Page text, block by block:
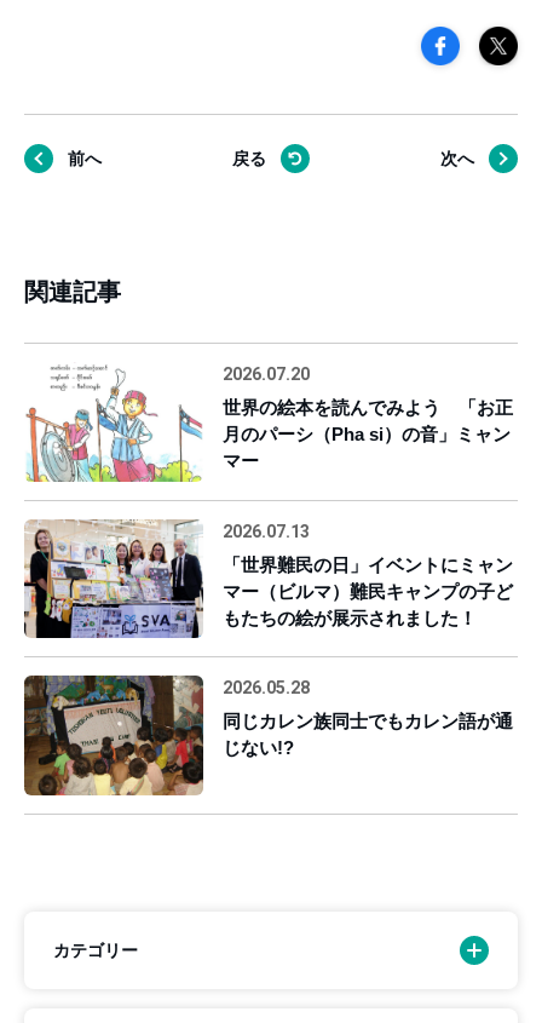
前へ 戻る 次へ
関連記事
2026.07.20
世界の絵本を読んでみよう 「お正
月のパーシ（Pha si）の音」ミャン
マー
2026.07.13
「世界難民の日」イベントにミャン
マー（ビルマ）難民キャンプの子ど
もたちの絵が展示されました！
2026.05.28
同じカレン族同士でもカレン語が通
じない!?
カテゴリー